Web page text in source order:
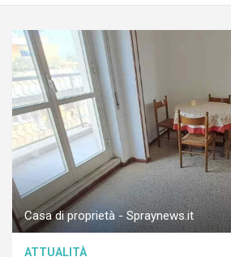
Casa di proprietà - Spraynews.it
ATTUALITÀ